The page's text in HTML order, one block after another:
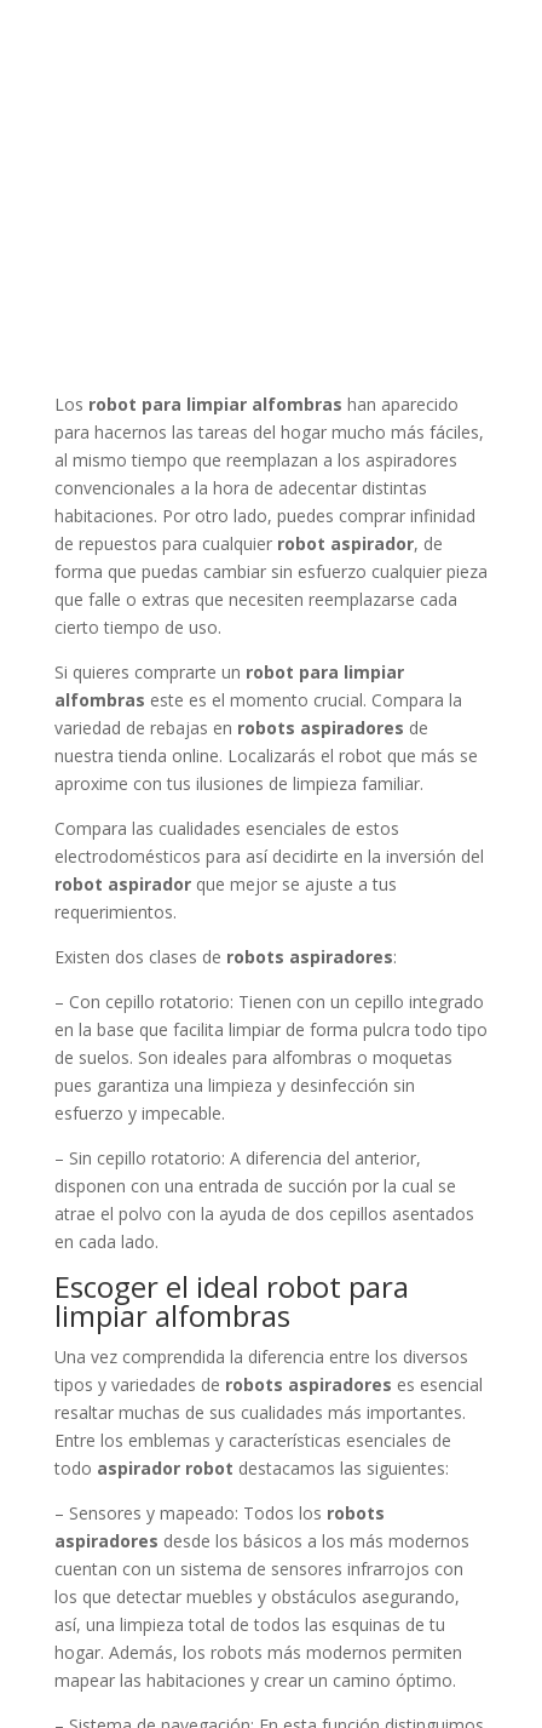
Los robot para limpiar alfombras han aparecido
para hacernos las tareas del hogar mucho más fáciles,
al mismo tiempo que reemplazan a los aspiradores
convencionales a la hora de adecentar distintas
habitaciones. Por otro lado, puedes comprar infinidad
de repuestos para cualquier robot aspirador, de
forma que puedas cambiar sin esfuerzo cualquier pieza
que falle o extras que necesiten reemplazarse cada
cierto tiempo de uso.
Si quieres comprarte un robot para limpiar
alfombras este es el momento crucial. Compara la
variedad de rebajas en robots aspiradores de
nuestra tienda online. Localizarás el robot que más se
aproxime con tus ilusiones de limpieza familiar.
Compara las cualidades esenciales de estos
electrodomésticos para así decidirte en la inversión del
robot aspiradorque mejor se ajuste a tus
requerimientos.
Existen dos clases de robots aspiradores:
– Con cepillo rotatorio: Tienen con un cepillo integrado
en la base que facilita limpiar de forma pulcra todo tipo
de suelos. Son ideales para alfombras o moquetas
pues garantiza una limpieza y desinfección sin
esfuerzo y impecable.
– Sin cepillo rotatorio: A diferencia del anterior,
disponen con una entrada de succión por la cual se
atrae el polvo con la ayuda de dos cepillos asentados
en cada lado.
Escoger el ideal robot para
limpiar alfombras
Una vez comprendida la diferencia entre los diversos
tipos y variedades de robots aspiradores es esencial
resaltar muchas de sus cualidades más importantes.
Entre los emblemas y características esenciales de
todo aspirador robot destacamos las siguientes:
– Sensores y mapeado: Todos los robots
aspiradores desde los básicos a los más modernos
cuentan con un sistema de sensores infrarrojos con
los que detectar muebles y obstáculos asegurando,
así, una limpieza total de todos las esquinas de tu
hogar. Además, los robots más modernos permiten
mapear las habitaciones y crear un camino óptimo.